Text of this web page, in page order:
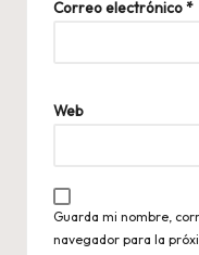
Correo electrónico*
Web
Guarda mi nombre,
navegador para la